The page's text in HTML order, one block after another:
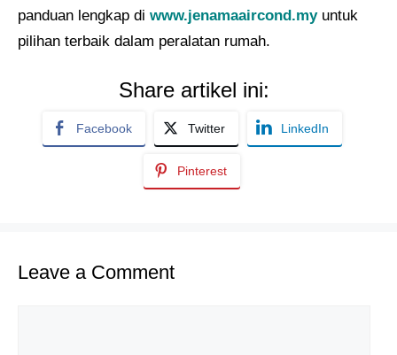
panduan lengkap di www.jenamaaircond.myuntuk
pilihan terbaik dalam peralatan rumah.
Share artikel ini:
Facebook Twitter LinkedIn
Pinterest
Leave a Comment